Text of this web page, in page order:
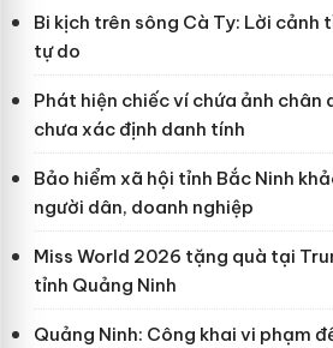
Bi kịch trên sông Cà Ty: Lời cảnh
tự do
Phát hiện chiếc ví chứa ảnh chân
chưa xác định danh tính
Bảo hiểm xã hội tỉnh Bắc Ninh
người dân, doanh nghiệp
Miss World 2026 tặng quà tại
tỉnh Quảng Ninh
Quảng Ninh: Công khai vi phạm